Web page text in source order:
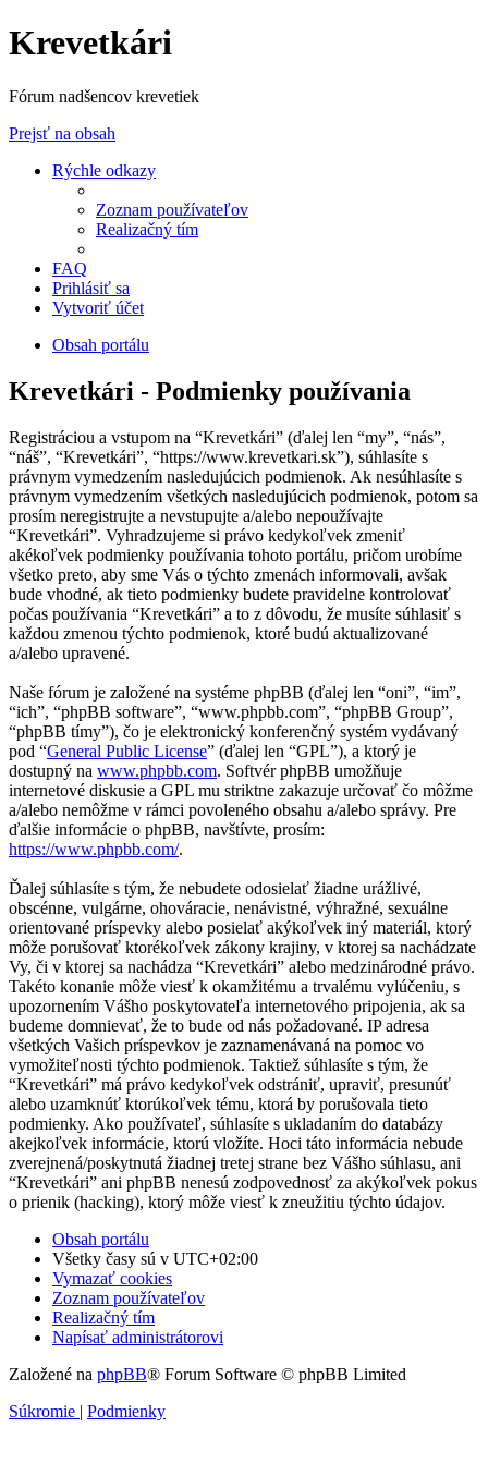
Krevetkári
Fórum nadšencov krevetiek
Prejsť na obsah
Rýchle odkazy
Zoznam používateľov
Realizačný tím
FAQ
Prihlásiť sa
Vytvoriť účet
Obsah portálu
Krevetkári - Podmienky používania
Registráciou a vstupom na “Krevetkári” (ďalej len “my”, “nás”,
“náš”, “Krevetkári”, “https://www.krevetkari.sk”), súhlasíte s
právnym vymedzením nasledujúcich podmienok. Ak nesúhlasíte s
právnym vymedzením všetkých nasledujúcich podmienok, potom sa
prosím neregistrujte a nevstupujte a/alebo nepoužívajte
“Krevetkári”. Vyhradzujeme si právo kedykoľvek zmeniť
akékoľvek podmienky používania tohoto portálu, pričom urobíme
všetko preto, aby sme Vás o týchto zmenách informovali, avšak
bude vhodné, ak tieto podmienky budete pravidelne kontrolovať
počas používania “Krevetkári” a to z dôvodu, že musíte súhlasiť s
každou zmenou týchto podmienok, ktoré budú aktualizované
a/alebo upravené.
Naše fórum je založené na systéme phpBB (ďalej len “oni”, “im”,
“ich”, “phpBB software”, “www.phpbb.com”, “phpBB Group”,
“phpBB tímy”), čo je elektronický konferenčný systém vydávaný
pod “General Public License” (ďalej len “GPL”), a ktorý je
dostupný na www.phpbb.com. Softvér phpBB umožňuje
internetové diskusie a GPL mu striktne zakazuje určovať čo môžme
a/alebo nemôžme v rámci povoleného obsahu a/alebo správy. Pre
ďalšie informácie o phpBB, navštívte, prosím:
https://www.phpbb.com/.
Ďalej súhlasíte s tým, že nebudete odosielať žiadne urážlivé,
obscénne, vulgárne, ohováracie, nenávistné, výhražné, sexuálne
orientované príspevky alebo posielať akýkoľvek iný materiál, ktorý
môže porušovať ktorékoľvek zákony krajiny, v ktorej sa nachádzate
Vy, či v ktorej sa nachádza “Krevetkári” alebo medzinárodné právo.
Takéto konanie môže viesť k okamžitému a trvalému vylúčeniu, s
upozornením Vášho poskytovateľa internetového pripojenia, ak sa
budeme domnievať, že to bude od nás požadované. IP adresa
všetkých Vašich príspevkov je zaznamenávaná na pomoc vo
vymožiteľnosti týchto podmienok. Taktiež súhlasíte s tým, že
“Krevetkári” má právo kedykoľvek odstrániť, upraviť, presunúť
alebo uzamknúť ktorúkoľvek tému, ktorá by porušovala tieto
podmienky. Ako používateľ, súhlasíte s ukladaním do databázy
akejkoľvek informácie, ktorú vložíte. Hoci táto informácia nebude
zverejnená/poskytnutá žiadnej tretej strane bez Vášho súhlasu, ani
“Krevetkári” ani phpBB nenesú zodpovednosť za akýkoľvek pokus
o prienik (hacking), ktorý môže viesť k zneužitiu týchto údajov.
Obsah portálu
Všetky časy sú v UTC+02:00
Vymazať cookies
Zoznam používateľov
Realizačný tím
Napísať administrátorovi
Založené na phpBB® Forum Software © phpBB Limited
Súkromie | Podmienky